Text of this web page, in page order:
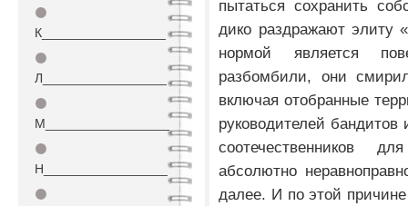
⚫
К_________________
⚫
Л_________________
⚫
М_________________
⚫
Н_________________
⚫
пытаться сохранить
дико раздражают элиту
нормой является
разбомбили, они
включая отобранные
руководителей
соотечественников
абсолютно
далее. И по этой